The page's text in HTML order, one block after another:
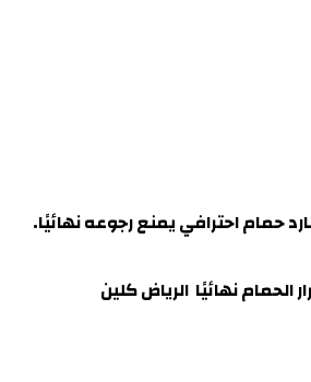
احترافي يمنع رجوعه نهائيًا.
نهائيًا الرياض كلين